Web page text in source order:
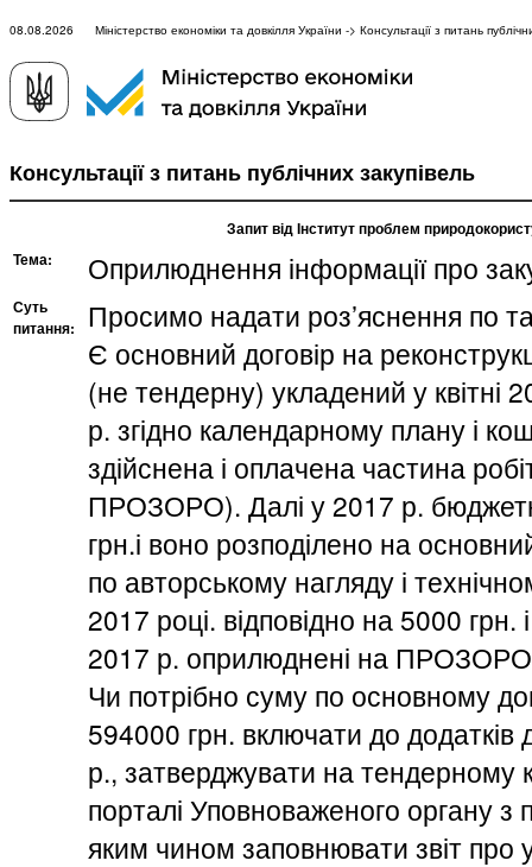
08.08.2026 Міністерство економіки та довкілля України -> Консультації з питань
Консультації з питань публічних закупівель
Запит від Інститут проблем
Тема:
Оприлюднення інформації про
Суть
питання:
Просимо надати роз’яснення по
Є основний договір на
(не тендерну) укладений у
р. згідно календарному плану і
здійснена і оплачена частина
ПРОЗОРО). Далі у 2017 р.
грн.і воно розподілено на
по авторському нагляду і
2017 році. відповідно на 5000
2017 р. оприлюднені на ПРОЗОРО
Чи потрібно суму по основному
594000 грн. включати до додатків
р., затверджувати на тендерному
порталі Уповноваженого органу з
яким чином заповнювати звіт про